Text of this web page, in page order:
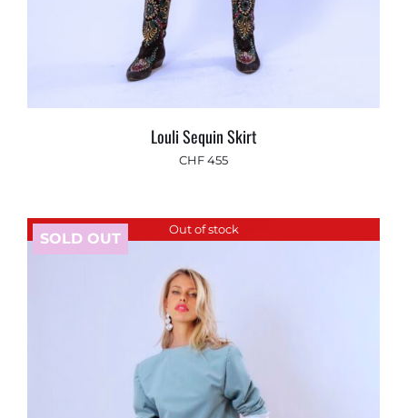
Louli Sequin Skirt
CHF 455
Out of stock
SOLD OUT